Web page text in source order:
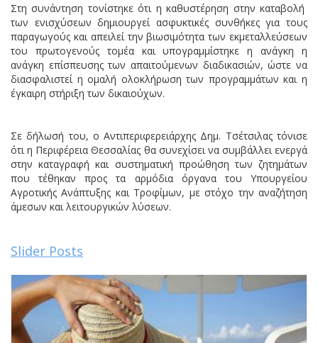
Στη συνάντηση τονίστηκε ότι η καθυστέρηση στην καταβολή
των ενισχύσεων δημιουργεί ασφυκτικές συνθήκες για τους
παραγωγούς και απειλεί την βιωσιμότητα των εκμεταλλεύσεων
του πρωτογενούς τομέα και υπογραμμίστηκε η ανάγκη η
ανάγκη επίσπευσης των απαιτούμενων διαδικασιών, ώστε να
διασφαλιστεί η ομαλή ολοκλήρωση των προγραμμάτων και η
έγκαιρη στήριξη των δικαιούχων.
Σε δήλωσή του, ο Αντιπεριφερειάρχης Δημ. Τσέτσιλας τόνισε
ότι η Περιφέρεια Θεσσαλίας θα συνεχίσει να συμβάλλει ενεργά
στην καταγραφή και συστηματική προώθηση των ζητημάτων
που τέθηκαν προς τα αρμόδια όργανα του Υπουργείου
Αγροτικής Ανάπτυξης και Τροφίμων, με στόχο την αναζήτηση
άμεσων και λειτουργικών λύσεων.
Slider Posts